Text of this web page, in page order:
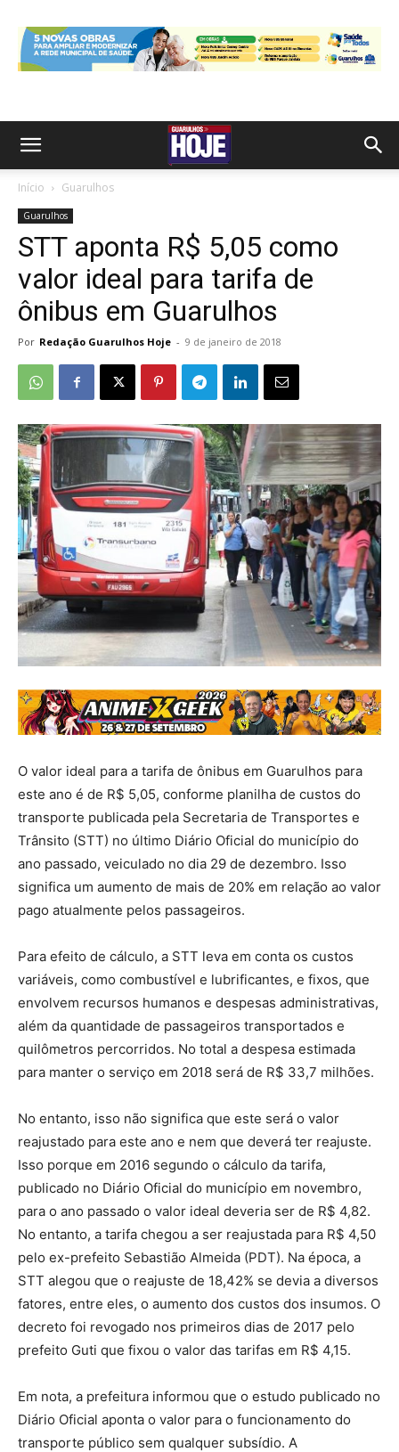
Início Guarulhos
Guarulhos
STT aponta R$ 5,05 como
valor ideal para tarifa de
ônibus em Guarulhos
Por Redação Guarulhos Hoje - 9 de janeiro de 2018
O valor ideal para a tarifa de ônibus em Guarulhos para
este ano é de R$ 5,05, conforme planilha de custos do
transporte publicada pela Secretaria de Transportes e
Trânsito (STT) no último Diário Oficial do município do
ano passado, veiculado no dia 29 de dezembro. Isso
significa um aumento de mais de 20% em relação ao valor
pago atualmente pelos passageiros.
Para efeito de cálculo, a STT leva em conta os custos
variáveis, como combustível e lubrificantes, e fixos, que
envolvem recursos humanos e despesas administrativas,
além da quantidade de passageiros transportados e
quilômetros percorridos. No total a despesa estimada
para manter o serviço em 2018 será de R$ 33,7 milhões.
No entanto, isso não significa que este será o valor
reajustado para este ano e nem que deverá ter reajuste.
Isso porque em 2016 segundo o cálculo da tarifa,
publicado no Diário Oficial do município em novembro,
para o ano passado o valor ideal deveria ser de R$ 4,82.
No entanto, a tarifa chegou a ser reajustada para R$ 4,50
pelo ex-prefeito Sebastião Almeida (PDT). Na época, a
STT alegou que o reajuste de 18,42% se devia a diversos
fatores, entre eles, o aumento dos custos dos insumos. O
decreto foi revogado nos primeiros dias de 2017 pelo
prefeito Guti que fixou o valor das tarifas em R$ 4,15.
Em nota, a prefeitura informou que o estudo publicado no
Diário Oficial aponta o valor para o funcionamento do
transporte público sem qualquer subsídio. A